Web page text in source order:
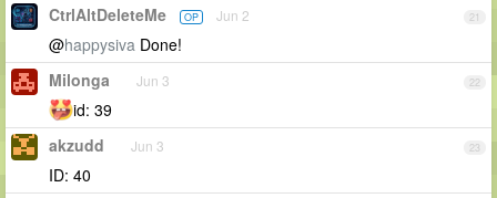
21
CtrlAltDeleteMe OP Jun 2
@happysiva Done!
22
Milonga Jun 3
id: 39
23
akzudd Jun 3
ID: 40